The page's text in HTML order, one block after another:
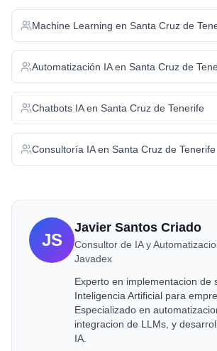
Machine Learning en Santa Cruz de
Automatización IAen Santa Cruz de
Chatbots IAen Santa Cruz de Tenerife
Consultoría IAen Santa Cruz de Tenerife
JS
Javier Santos Criado
Consultor de IA y
Javadex
Experto en implementacion de
Inteligencia Artificial para
Especializado en
integracion de LLMs, y
IA.